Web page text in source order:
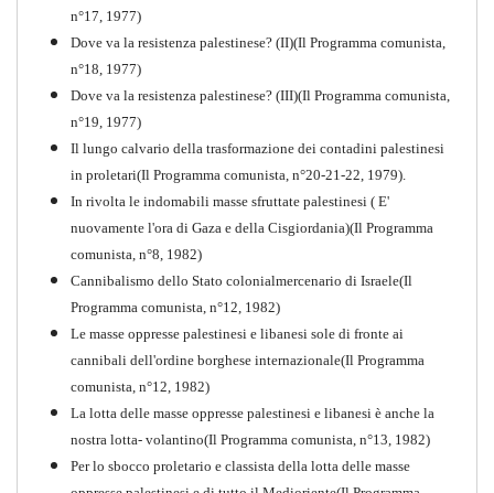
Perchè la Russia non era
comunista
Quaderno n°10
n°17, 1977)
Dove va la resistenza palestinese? (II)(Il Programma comunista,
n°18, 1977)
Dove va la resistenza palestinese? (III)(Il Programma comunista,
n°19, 1977)
Il lungo calvario della trasformazione dei contadini palestinesi
in proletari(Il Programma comunista, n°20-21-22, 1979).
In rivolta le indomabili masse sfruttate palestinesi ( E'
nuovamente l'ora di Gaza e della Cisgiordania)(Il Programma
comunista, n°8, 1982)
Cannibalismo dello Stato colonialmercenario di Israele(Il
Programma comunista, n°12, 1982)
Le masse oppresse palestinesi e libanesi sole di fronte ai
cannibali dell'ordine borghese internazionale(Il Programma
comunista, n°12, 1982)
La lotta delle masse oppresse palestinesi e libanesi è anche la
nostra lotta- volantino(Il Programma comunista, n°13, 1982)
Per lo sbocco proletario e classista della lotta delle masse